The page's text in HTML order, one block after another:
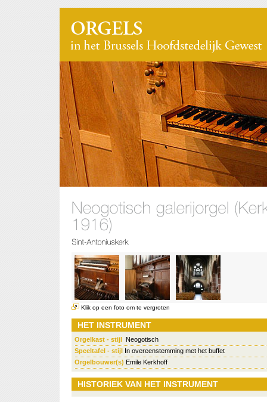
Klik op een foto om te vergroten
HET INSTRUMENT
Orgelkast - stijl Neogotisch
Speeltafel - stijl In overeenstemming met het buffet
Orgelbouwer(s) Emile Kerkhoff
HISTORIEK VAN HET INSTRUMENT